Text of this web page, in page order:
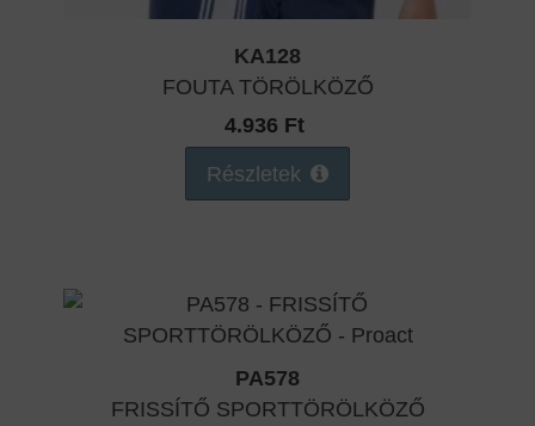
KA128
FOUTA TÖRÖLKÖZŐ
4.936 Ft
Részletek
PA578
FRISSÍTŐ SPORTTÖRÖLKÖZŐ